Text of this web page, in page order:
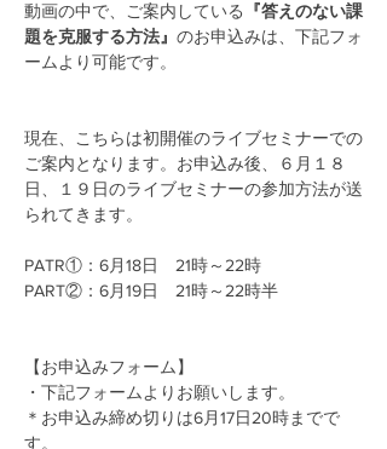
動画の中で、ご案内している
『答えのない課
題を克服する方法』 のお申込みは、下記フォ
ームより可能です。
現在、こちらは初開催のライブセミナーでの
ご案内となります。お申込み後、６月１８
日、１９日のライブセミナーの参加方法が送
られてきます。
PATR①：6月18日　21時～22時
PART②：6月19日　21時～22時半
【お申込みフォーム】
・下記フォームよりお願いします。
＊お申込み締め切りは6月17日20時までで
す。